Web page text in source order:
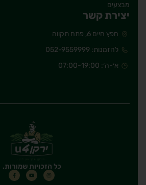
מבצעים
יצירת קשר
חפץ חיים 6, פתח תקווה
להזמנות: 052-9559999
א׳-ה׳: 07:00-19:00
כל הזכויות שמורות.